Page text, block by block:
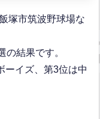
塚市筑波野球場な
の結果です。
ーイズ、第3位は中